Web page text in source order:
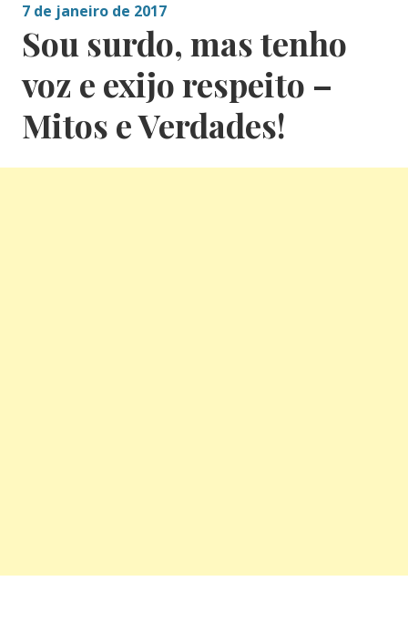
7 de janeiro de 2017
Sou surdo, mas tenho
voz e exijo respeito –
Mitos e Verdades!